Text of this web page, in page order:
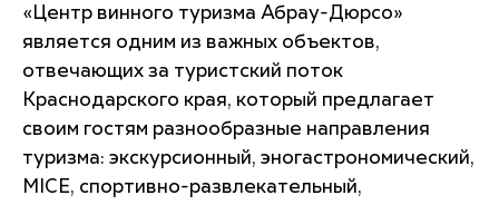
«Центр винного туризма Абрау-Дюрсо»
является одним из важных объектов,
отвечающих за туристский поток
Краснодарского края, который предлагает
своим гостям разнообразные направления
туризма: экскурсионный, эногастрономический,
MICE, спортивно-развлекательный,